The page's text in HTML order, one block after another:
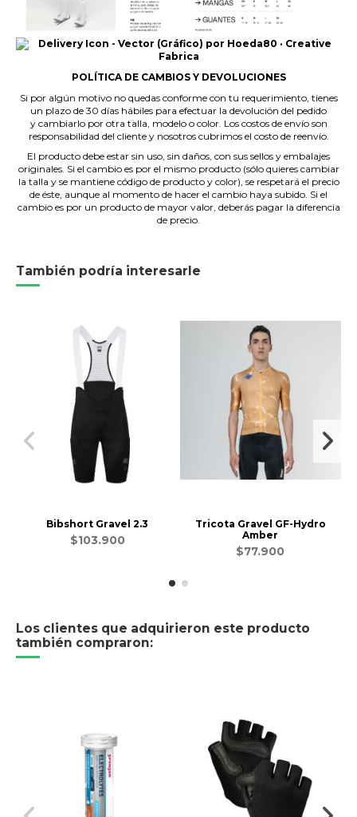
POLÍTICA DE CAMBIOS Y DEVOLUCIONES
Si por algún motivo no quedas conforme con tu requerimiento, tienes
un plazo de 30 días hábiles para efectuar la devolución del pedido
y cambiarlo por otra talla, modelo o color. Los costos de envío son
responsabilidad del cliente y nosotros cubrimos el costo de reenvío.
El producto debe estar sin uso, sin daños, con sus sellos y embalajes
originales. Si el cambio es por el mismo producto (sólo quieres cambiar
la talla y se mantiene código de producto y color), se respetará el precio
de éste, aunque al momento de hacer el cambio haya subido. Si el
cambio es por un producto de mayor valor, deberás pagar la diferencia
de precio.
También podría interesarle
Bibshort Gravel 2.3
$103.900
Tricota Gravel GF-Hydro
Amber
$77.900
Los clientes que adquirieron este producto
también compraron: